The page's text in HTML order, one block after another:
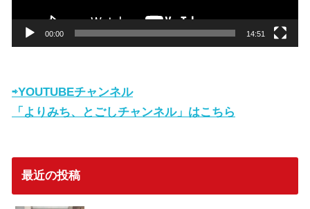
00:00 14:51
⇨YOUTUBEチャンネル
「よりみち、とごしチャンネル」はこちら
最近の投稿